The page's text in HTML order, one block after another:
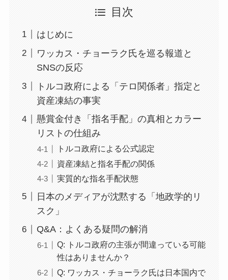
目次
はじめに
ワッカス・チョーラク氏を巡る報道と
SNSの反応
トルコ政府による「テロ関係者」指定と
資産凍結の事実
懸賞金付き「指名手配」の真相とカラー
リストの仕組み
トルコ政府による公式認定
資産凍結と指名手配の関係
実質的な指名手配状態
日本のメディアが沈黙する「地政学的リ
スク」
Q&A：よくある疑問の解消
Q: トルコ政府の主張が間違っている可能
性はありませんか？
Q: ワッカス・チョーラク氏は日本国内で